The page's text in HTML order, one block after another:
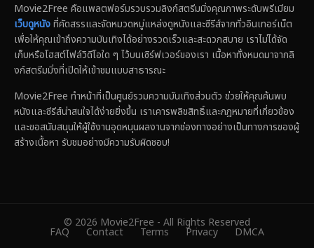
Movie2Free คือแพลตฟอร์มรวบรวมลิงก์สตรีมมิ่งคุณภาพระดับพรีเมียม
เว็บดูหนังที่คัดสรรและจัดหมวดหมู่แหล่งดูหนังและซีรีส์จากทั่วอินเทอร์เน็ต
เพื่อให้คุณเข้าถึงความบันเทิงได้อย่างรวดเร็วและสะดวกสบาย เราไม่ได้จัด
เก็บหรือโฮสต์ไฟล์วิดีโอใด ๆ ไว้บนเซิร์ฟเวอร์ของเรา เนื้อหาทั้งหมดมาจากลิ
งก์สตรีมมิ่งที่เปิดให้เข้าชมแบบสาธารณะ
Movie2Free ทำหน้าที่เป็นศูนย์รวมความบันเทิงส่วนตัว ช่วยให้คุณค้นพบ
หนังและซีรีส์น่าสนใจได้ง่ายยิ่งขึ้น เราเคารพลิขสิทธิ์และกฎหมายที่เกี่ยวข้อง
และขอสนับสนุนให้ผู้ใช้งานอุดหนุนผลงานจากช่องทางอย่างเป็นทางการของผู้
สร้างเนื้อหา รับชมอย่างมีความรับผิดชอบ!
© 2026 Movie2Free - All Rights Reserved
FAQ Contact Terms Privacy DMCA